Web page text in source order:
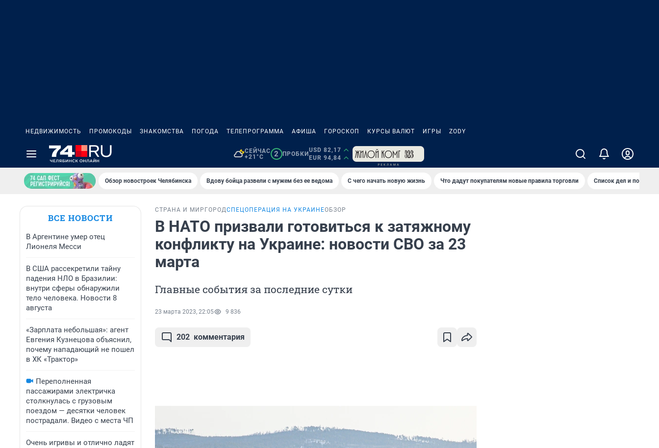
НЕДВИЖИМОСТЬ ПРОМОКОДЫ ЗНАКОМСТВА ПОГОДА ТЕЛЕПРОГРАММА АФИША ГОРОСКОП КУРСЫ ВАЛЮТ ИГРЫ ZODY
СЕЙЧАС
+21°C
2 ПРОБКИ
USD 82,17
EUR 94,84
Обзор новостроек Челябинска Вдову бойца развели с мужем без ее ведома С чего начать новую жизнь Что дадут покупателям новые правила торговли Список дел и покупок
ВСЕ НОВОСТИ
В Аргентине умер отец
Лионеля Месси
В США рассекретили тайну
падения НЛО в Бразилии:
внутри сферы обнаружили
тело человека. Новости 8
августа
«Зарплата небольшая»: агент
Евгения Кузнецова объяснил,
почему нападающий не пошел
в ХК «Трактор»
Переполненная
пассажирами электричка
столкнулась с грузовым
поездом — десятки человек
пострадали. Видео с места ЧП
Очень игривы и отлично ладят
СТРАНА И МИР ГОРОДСПЕЦОПЕРАЦИЯ НА УКРАИНЕОБЗОР
В НАТО призвали готовиться к затяжному
конфликту на Украине: новости СВО за 23
марта
Главные события за последние сутки
23 марта 2023, 22:05 9 836
202 комментария